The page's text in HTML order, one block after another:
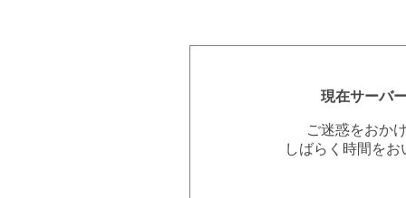
現在サーバ
ご迷惑をおか
しばらく時間を